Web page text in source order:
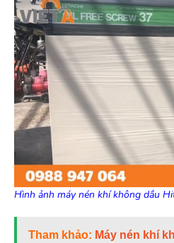
Hình ảnh máy nén khí không dầu
Tham khảo: Máy nén khí